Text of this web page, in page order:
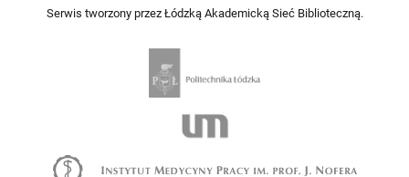
Serwis tworzony przez Łódzką Akademicką Sieć Biblioteczną.